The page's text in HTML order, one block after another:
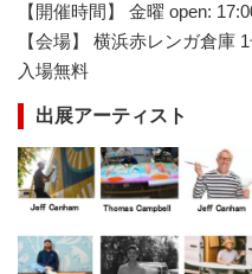
【開催時間】 金曜 open:
【会場】 横浜赤レンガ倉庫
入場無料
出展アーティスト